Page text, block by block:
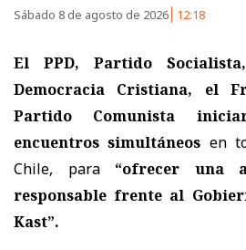
Sábado 8 de agosto de 2026 12:18
El PPD, Partido
Democracia Cristiana, el
Partido Comunista
encuentros simultáneos en
Chile, para “ofrecer una
responsable frente al
Kast”.